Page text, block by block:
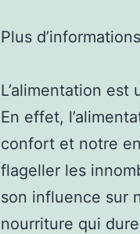
Plus
L’alimentation
En effet,
confort et notre
flageller les
son influence sur
nourriture qui